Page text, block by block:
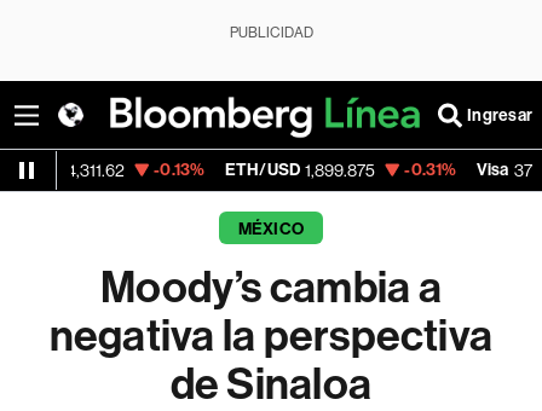
PUBLICIDAD
Ingresar
-0.13% ETH/USD 1,899.875 -0.31% Visa 370.47
MÉXICO
Moody’s cambia a
negativa la perspectiva
de Sinaloa